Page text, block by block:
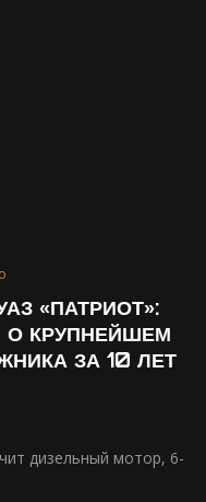
«ПАТРИОТ»:
КРУПНЕЙШЕМ
ЗА 10 ЛЕТ
дизельный мотор, 6-